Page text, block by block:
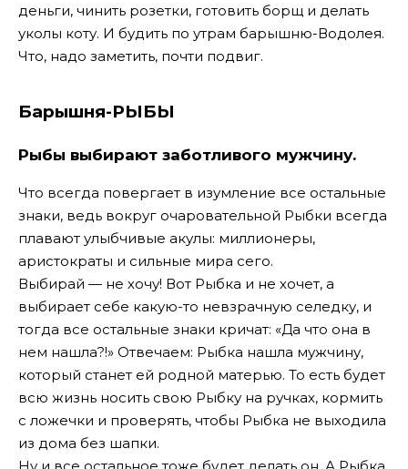
деньги, чинить розетки, готовить борщ и делать
уколы коту. И будить по утрам барышню-Водолея.
Что, надо заметить, почти подвиг.
Барышня-РЫБЫ
Рыбы выбирают заботливого мужчину.
Что всегда повергает в изумление все остальные
знаки, ведь вокруг очаровательной Рыбки всегда
плавают улыбчивые акулы: миллионеры,
аристократы и сильные мира сего.
Выбирай — не хочу! Вот Рыбка и не хочет, а
выбирает себе какую-то невзрачную селедку, и
тогда все остальные знаки кричат: «Да что она в
нем нашла?!» Отвечаем: Рыбка нашла мужчину,
который станет ей родной матерью. То есть будет
всю жизнь носить свою Рыбку на ручках, кормить
с ложечки и проверять, чтобы Рыбка не выходила
из дома без шапки.
Ну и все остальное тоже будет делать он. А Рыбка